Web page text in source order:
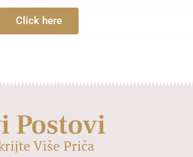
Click here
Postovi
Više Priča